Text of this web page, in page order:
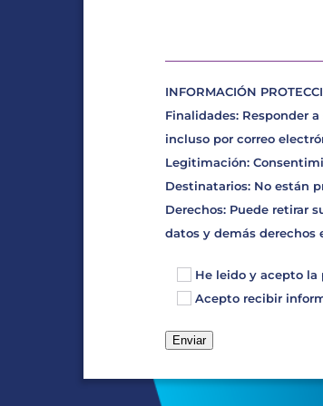
INFORMACIÓN
Finalidades: Responder
incluso por correo
Legitimación:
Destinatarios: No están
Derechos: Puede retirar
datos y demás derechos
He leido y acepto la
Acepto recibir